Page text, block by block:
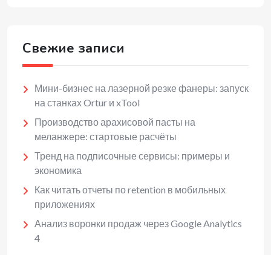
Свежие записи
Мини-бизнес на лазерной резке фанеры: запуск
на станках Ortur и xTool
Производство арахисовой пасты на
меланжере: стартовые расчёты
Тренд на подписочные сервисы: примеры и
экономика
Как читать отчеты по retention в мобильных
приложениях
Анализ воронки продаж через Google Analytics
4